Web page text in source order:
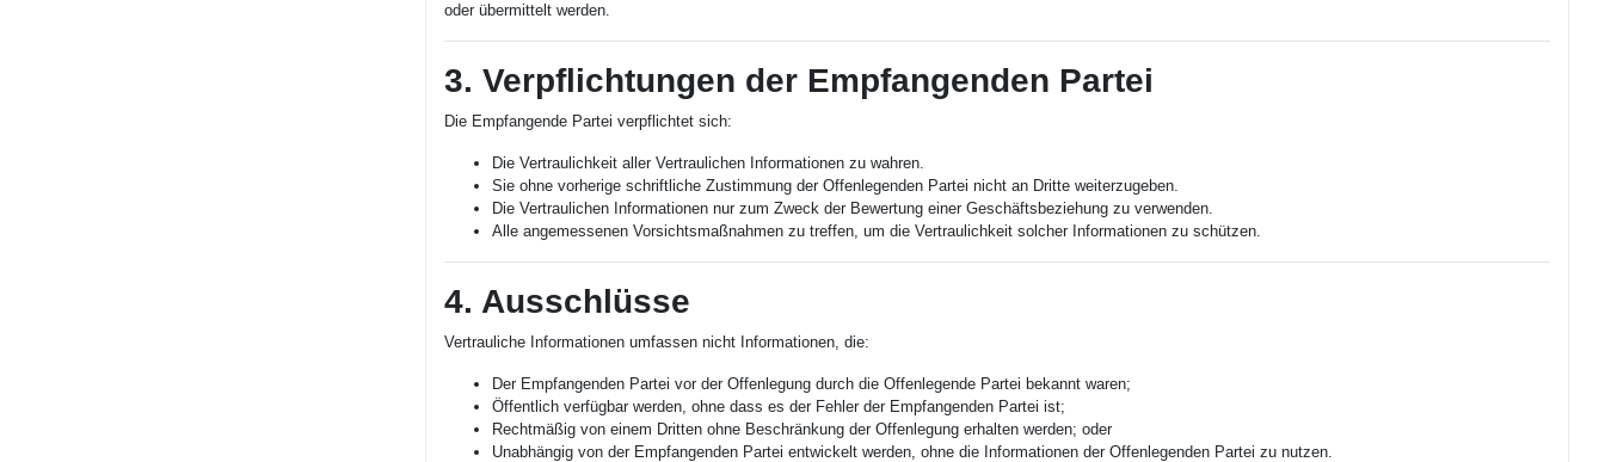
oder übermittelt werden.
3. Verpflichtungen der Empfangenden Partei
Die Empfangende Partei verpflichtet sich:
Die Vertraulichkeit aller Vertraulichen Informationen zu wahren.
Sie ohne vorherige schriftliche Zustimmung der Offenlegenden Partei nicht an Dritte weiterzugeben.
Die Vertraulichen Informationen nur zum Zweck der Bewertung einer Geschäftsbeziehung zu verwenden.
Alle angemessenen Vorsichtsmaßnahmen zu treffen, um die Vertraulichkeit solcher Informationen zu schützen.
4. Ausschlüsse
Vertrauliche Informationen umfassen nicht Informationen, die:
Der Empfangenden Partei vor der Offenlegung durch die Offenlegende Partei bekannt waren;
Öffentlich verfügbar werden, ohne dass es der Fehler der Empfangenden Partei ist;
Rechtmäßig von einem Dritten ohne Beschränkung der Offenlegung erhalten werden; oder
Unabhängig von der Empfangenden Partei entwickelt werden, ohne die Informationen der Offenlegenden Partei zu nutzen.